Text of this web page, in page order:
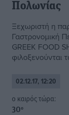
Πολωνίας
Ξεχωριστή η
Γαστρονομική
GREEK FOOD
φιλοξενούνται
02.12.17, 12:20
o καιρός τώρα:
30°